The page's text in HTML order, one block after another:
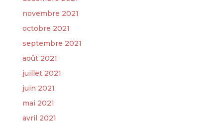
novembre 2021
octobre 2021
septembre 2021
août 2021
juillet 2021
juin 2021
mai 2021
avril 2021